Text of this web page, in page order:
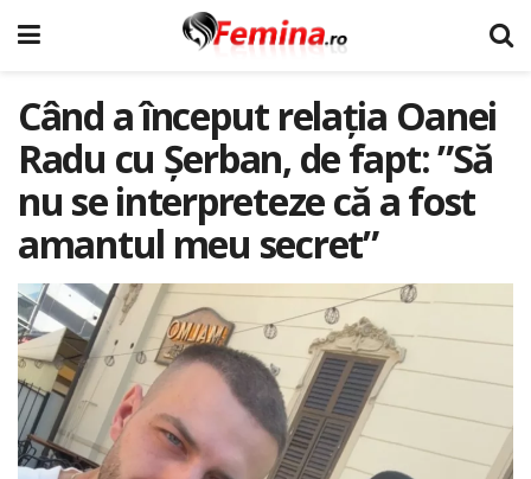
Când a început relația Oanei
Radu cu Șerban, de fapt: ”Să
nu se interpreteze că a fost
amantul meu secret”